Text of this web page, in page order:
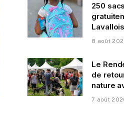
250
Lavallois
8 août
Le
de
nature
7 août